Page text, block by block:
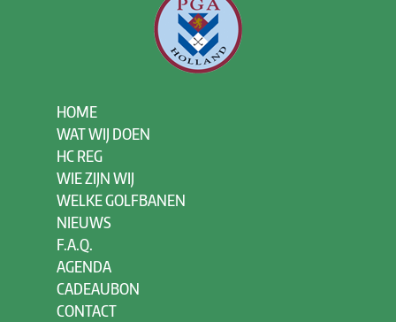
HOME
WAT WIJ DOEN
HC REG
WIE ZIJN WIJ
WELKE GOLFBANEN
NIEUWS
F.A.Q.
AGENDA
CADEAUBON
CONTACT